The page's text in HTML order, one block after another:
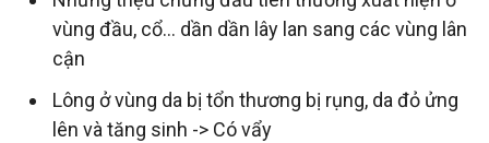
vùng đầu, cổ... dần dần lây lan sang các vùng lân
cận
Lông ở vùng da bị tổn thương bị rụng, da đỏ ửng
lên và tăng sinh -> Có vẩy